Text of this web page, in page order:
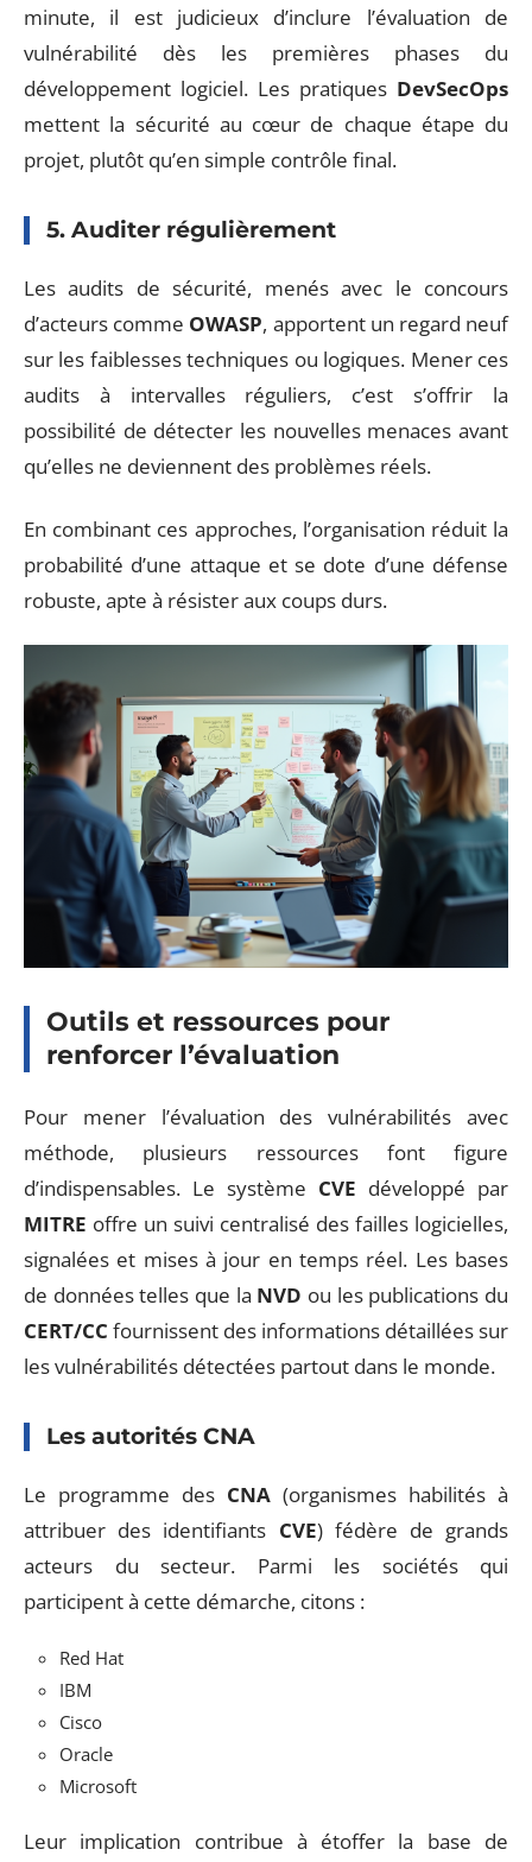
minute, il est judicieux d’inclure l’évaluation de
vulnérabilité dès les premières phases du
développement logiciel. Les pratiques DevSecOps
mettent la sécurité au cœur de chaque étape du
projet, plutôt qu’en simple contrôle final.
5. Auditer régulièrement
Les audits de sécurité, menés avec le concours
d’acteurs comme OWASP, apportent un regard neuf
sur les faiblesses techniques ou logiques. Mener ces
audits à intervalles réguliers, c’est s’offrir la
possibilité de détecter les nouvelles menaces avant
qu’elles ne deviennent des problèmes réels.
En combinant ces approches, l’organisation réduit la
probabilité d’une attaque et se dote d’une défense
robuste, apte à résister aux coups durs.
Outils et ressources pour
renforcer l’évaluation
Pour mener l’évaluation des vulnérabilités avec
méthode, plusieurs ressources font figure
d’indispensables. Le système CVE développé par
MITRE offre un suivi centralisé des failles logicielles,
signalées et mises à jour en temps réel. Les bases
de données telles que la NVD ou les publications du
CERT/CC fournissent des informations détaillées sur
les vulnérabilités détectées partout dans le monde.
Les autorités CNA
Le programme des CNA (organismes habilités à
attribuer des identifiants CVE) fédère de grands
acteurs du secteur. Parmi les sociétés qui
participent à cette démarche, citons :
Red Hat
IBM
Cisco
Oracle
Microsoft
Leur implication contribue à étoffer la base de